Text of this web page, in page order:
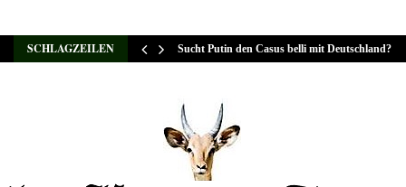
SCHLAGZEILEN Sucht Putin den Casus belli mit Deutschland?